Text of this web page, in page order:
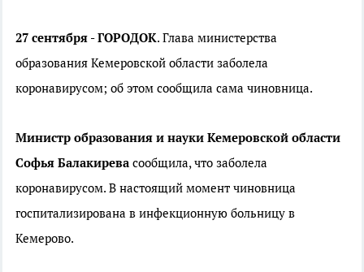
27 сентября - ГОРОДОК. Глава министерства
образования Кемеровской области заболела
коронавирусом; об этом сообщила сама чиновница.
Министр образования и науки Кемеровской области
Софья Балакирева сообщила, что заболела
коронавирусом. В настоящий момент чиновница
госпитализирована в инфекционную больницу в
Кемерово.